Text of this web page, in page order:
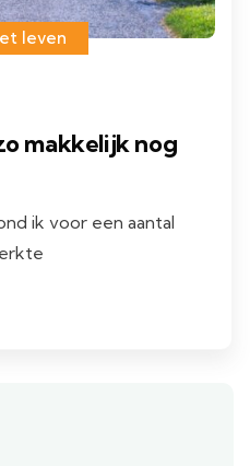
leven
makkelijk nog
ik voor een aantal